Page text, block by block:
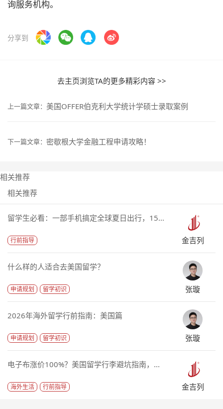
询服务机构。
分享到
去主页浏览TA的更多精彩内容 >>
上一篇文章： 美国OFFER伯克利大学统计学硕士录取案例
下一篇文章： 密歇根大学金融工程申请攻略！
相关推荐
相关推荐
留学生必看：一部手机搞定全球夏日出行，15...
行前指导 金吉列
什么样的人适合去美国留学？
申请规划 留学初识 张璇
2026年海外留学行前指南：美国篇
申请规划 留学初识 张璇
电子布涨价100%？美国留学行李避坑指南，...
海外生活 行前指导 金吉列